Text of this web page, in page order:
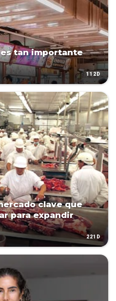
tan importante
112D
clave que
para expandir
221D